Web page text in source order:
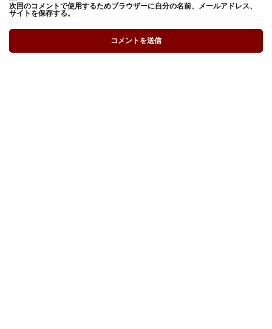
次回のコメントで使用するためブラウザーに自分の名前、メールアドレス、
サイトを保存する。